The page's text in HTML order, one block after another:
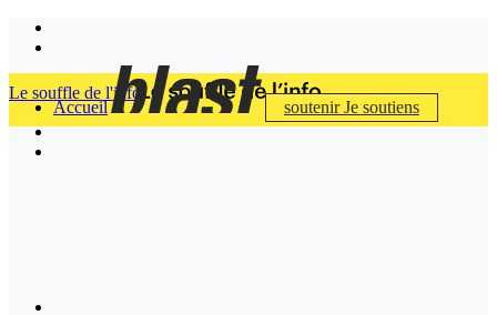
Accueil soutenirJe soutiens
Le souffle de l'info